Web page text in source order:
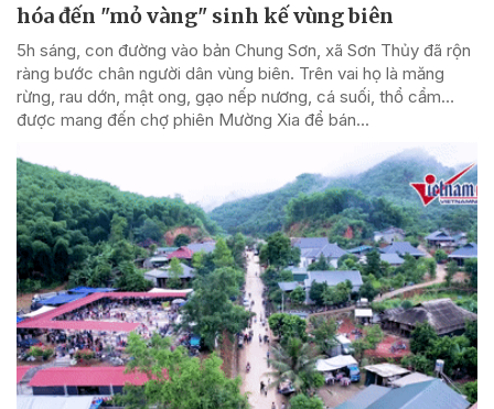
hóa đến "mỏ vàng" sinh kế vùng biên
5h sáng, con đường vào bản Chung Sơn, xã Sơn Thủy đã rộn
ràng bước chân người dân vùng biên. Trên vai họ là măng
rừng, rau dớn, mật ong, gạo nếp nương, cá suối, thổ cẩm…
được mang đến chợ phiên Mường Xia để bán...